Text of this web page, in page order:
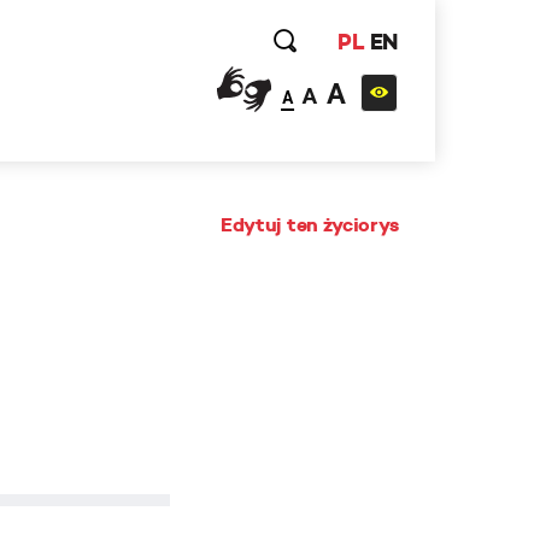
PL EN
A A A
Edytuj ten życiorys